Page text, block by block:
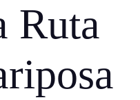
Ruta